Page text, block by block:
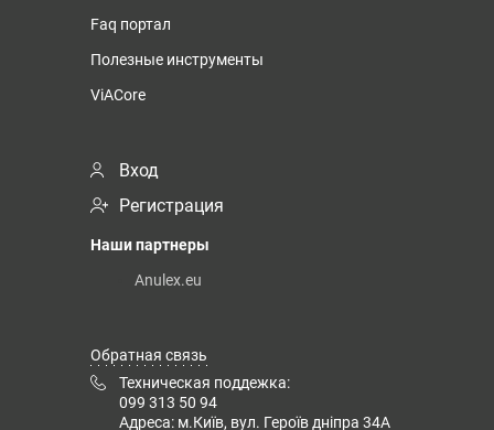
Faq портал
Полезные инструменты
ViACore
Вход
Регистрация
Наши партнеры
Anulex.eu
Обратная связь
Техническая поддежка:
099 313 50 94
Адреса: м.Київ, вул. Героїв дніпра 34А